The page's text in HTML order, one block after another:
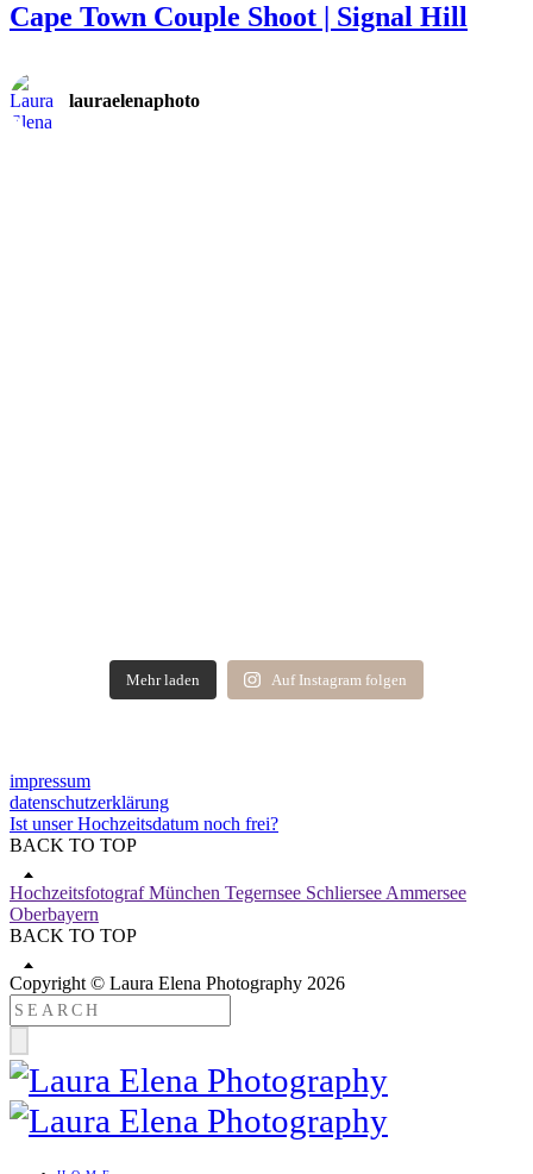
Cape Town Couple Shoot | Signal Hill
lauraelenaphoto
Mehr laden Auf Instagram folgen
impressum
datenschutzerklärung
Ist unser Hochzeitsdatum noch frei?
BACK TO TOP
Hochzeitsfotograf München Tegernsee Schliersee Ammersee
Oberbayern
BACK TO TOP
Copyright © Laura Elena Photography 2026